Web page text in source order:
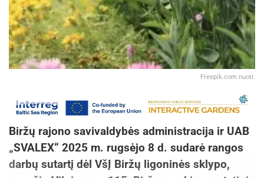
Freepik.com nuotr.
Biržų rajono savivaldybės administracija ir UAB
„SVALEX“ 2025 m. rugsėjo 8 d. sudarė rangos
darbų sutartį dėl VšĮ Biržų ligoninės sklypo,